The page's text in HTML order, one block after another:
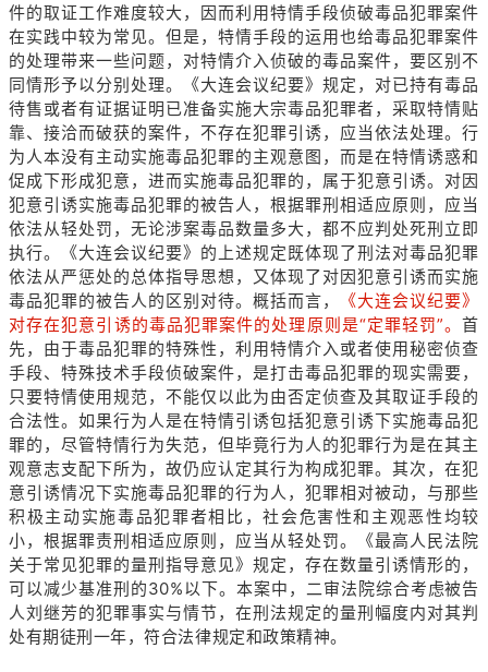
件的取证工作难度较大，因而利用特情手段侦破毒品犯罪案件
在实践中较为常见。但是，特情手段的运用也给毒品犯罪案件
的处理带来一些问题，对特情介入侦破的毒品案件，要区别不
同情形予以分别处理。《大连会议纪要》规定，对已持有毒品
待售或者有证据证明已准备实施大宗毒品犯罪者，采取特情贴
靠、接洽而破获的案件，不存在犯罪引诱，应当依法处理。行
为人本没有主动实施毒品犯罪的主观意图，而是在特情诱惑和
促成下形成犯意，进而实施毒品犯罪的，属于犯意引诱。对因
犯意引诱实施毒品犯罪的被告人，根据罪刑相适应原则，应当
依法从轻处罚，无论涉案毒品数量多大，都不应判处死刑立即
执行。《大连会议纪要》的上述规定既体现了刑法对毒品犯罪
依法从严惩处的总体指导思想，又体现了对因犯意引诱而实施
毒品犯罪的被告人的区别对待。概括而言，
《大连会议纪要》
对存在犯意引诱的毒品犯罪案件的处理原则是“定罪轻罚”。首
先，由于毒品犯罪的特殊性，利用特情介入或者使用秘密侦查
手段、特殊技术手段侦破案件，是打击毒品犯罪的现实需要，
只要特情使用规范，不能仅以此为由否定侦查及其取证手段的
合法性。如果行为人是在特情引诱包括犯意引诱下实施毒品犯
罪的，尽管特情行为失范，但毕竟行为人的犯罪行为是在其主
观意志支配下所为，故仍应认定其行为构成犯罪。其次，在犯
意引诱情况下实施毒品犯罪的行为人，犯罪相对被动，与那些
积极主动实施毒品犯罪者相比，社会危害性和主观恶性均较
小，根据罪责刑相适应原则，应当从轻处罚。《最高人民法院
关于常见犯罪的量刑指导意见》规定，存在数量引诱情形的，
可以减少基准刑的30%以下。本案中，二审法院综合考虑被告
人刘继芳的犯罪事实与情节，在刑法规定的量刑幅度内对其判
处有期徒刑一年，符合法律规定和政策精神。